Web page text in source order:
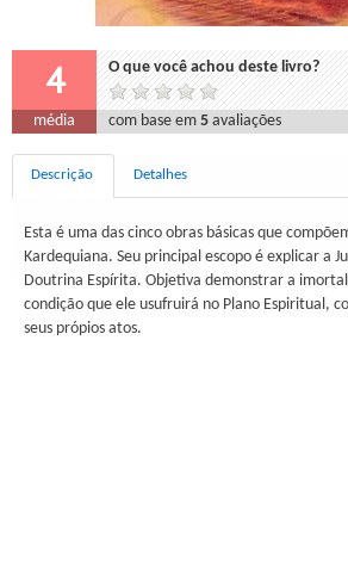
4 O que você achou deste livro?
média com base em5 avaliações
Descrição Detalhes
Esta é uma das cinco obras básicas que
Kardequiana. Seu principal escopo é explicar a
Doutrina Espírita. Objetiva demonstrar a
condição que ele usufruirá no Plano Espiritual,
seus própios atos.